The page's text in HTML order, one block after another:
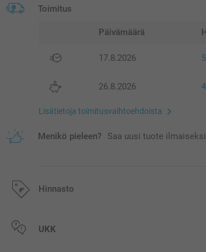
Toimitus
Päivämäärä
17.8.2026
26.8.2026
Lisätietoja toimitusvaihtoehdoista
Menikö pieleen? Saa uusi tuote ilmaiseksi
Hinnasto
Kaikki hinnat ovat euroina, sisältävät
UKK